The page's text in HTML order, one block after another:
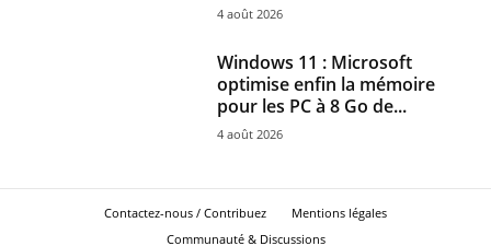
4 août 2026
Windows 11 : Microsoft
optimise enfin la mémoire
pour les PC à 8 Go de...
4 août 2026
Contactez-nous / Contribuez
Mentions légales
Communauté & Discussions